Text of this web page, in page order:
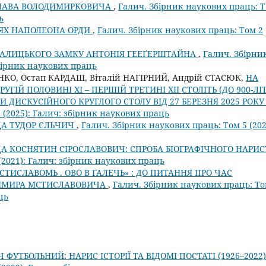
ВОЛОДИМИРКОВИЧА , Галич. Збірник наукових праць:
НАПОЛЕОНА ОРДИ , Галич. Збірник наукових праць: Том 2
ЗАМКУ АНТОНІЯ ГЕЕҐЕРШТАЙНА , Галич.
наукових праць
Остап КАРДАШ, Віталій НАГІРНИЙ, Андрій СТАСЮК, НА
ПОЛОВИНІ ХІ – ПЕРШІЙ ТРЕТИНІ ХІІ СТОЛІТЬ (ДО 900-
КРУГЛОГО СТОЛУ ВІД 27 БЕРЕЗНЯ 2025 РОКУ
Галич: збірник наукових праць
ТУДОР ЄЛЬЧИЧ , Галич. Збірник наукових праць: Том 5
КОСНЯТИН СІРОСЛАВОВИЧ: СПРОБА БІОГРАФІЧНОГО
Галич: збірник наукових праць
. ОВО В ГАЛЕЧЬ» : ДО ПИТАННЯ ПРО ЧАС
МСТИСЛАВОВИЧА , Галич. Збірник наукових праць:
НАРИС ІСТОРІЇ ТА ВІДОМІ ПОСТАТІ